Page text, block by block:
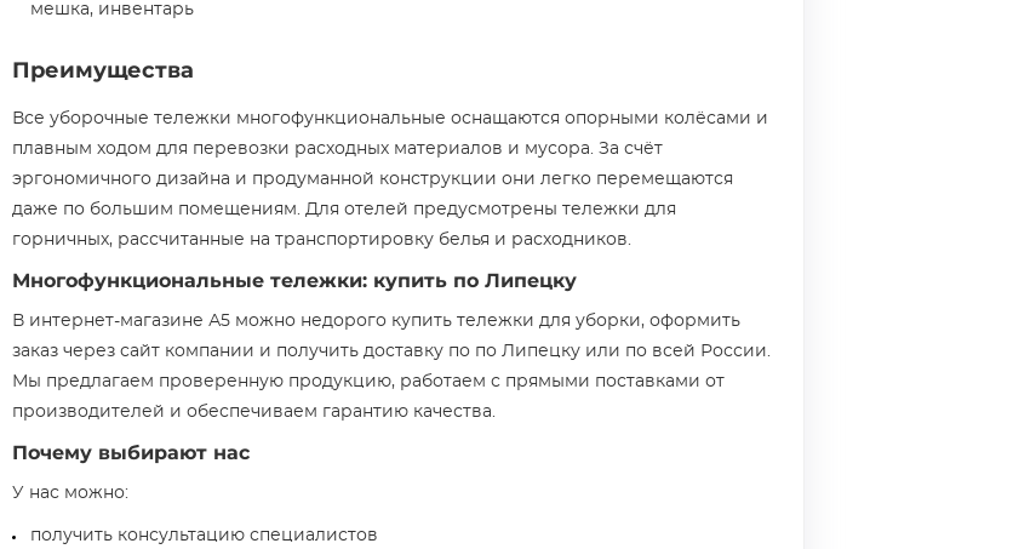
мешка, инвентарь
Преимущества
Все уборочные тележки многофункциональные оснащаются опорными колёсами и
плавным ходом для перевозки расходных материалов и мусора. За счёт
эргономичного дизайна и продуманной конструкции они легко перемещаются
даже по большим помещениям. Для отелей предусмотрены тележки для
горничных, рассчитанные на транспортировку белья и расходников.
Многофункциональные тележки: купить по Липецку
В интернет-магазине А5 можно недорого купить тележки для уборки, оформить
заказ через сайт компании и получить доставку по по Липецку или по всей России.
Мы предлагаем проверенную продукцию, работаем с прямыми поставками от
производителей и обеспечиваем гарантию качества.
Почему выбирают нас
У нас можно:
получить консультацию специалистов